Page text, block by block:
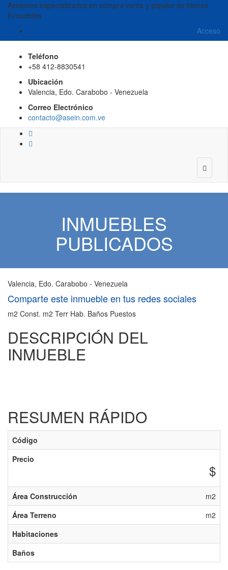
Asesores especializados en compra venta y alquiler de bienes
Inmuebles
Acceso
Teléfono
+58 412-8830541
Ubicación
Valencia, Edo. Carabobo - Venezuela
Correo Electrónico
contacto@asein.com.ve
INMUEBLES
PUBLICADOS
Valencia, Edo. Carabobo - Venezuela
Comparte este inmueble en tus redes sociales
m2 Const. m2 Terr Hab. Baños Puestos
DESCRIPCIÓN DEL
INMUEBLE
RESUMEN RÁPIDO
Código
Precio
$
Área Construcción
m2
Área Terreno
m2
Habitaciones
Baños